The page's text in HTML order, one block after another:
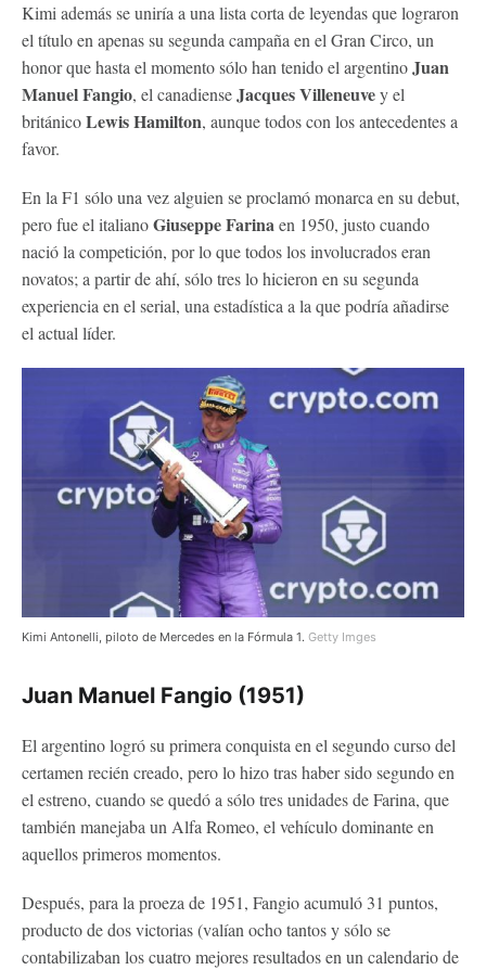
Kimi además se uniría a una lista corta de leyendas que lograron
el título en apenas su segunda campaña en el Gran Circo, un
honor que hasta el momento sólo han tenido el argentinoJuan
Manuel Fangio, el canadienseJacques Villeneuvey el
británicoLewis Hamilton, aunque todos con los antecedentes a
favor.
En la F1 sólo una vez alguien se proclamó monarca en su debut,
pero fue el italianoGiuseppe Farinaen 1950, justo cuando
nació la competición, por lo que todos los involucrados eran
novatos; a partir de ahí, sólo tres lo hicieron en su segunda
experiencia en el serial, una estadística a la que podría añadirse
el actual líder.
Kimi Antonelli, piloto de Mercedes en la Fórmula 1. Getty Imges
Juan Manuel Fangio (1951)
El argentino logró su primera conquista en el segundo curso del
certamen recién creado, pero lo hizo tras haber sido segundo en
el estreno, cuando se quedó a sólo tres unidades de Farina, que
también manejaba un Alfa Romeo, el vehículo dominante en
aquellos primeros momentos.
Después, para la proeza de 1951, Fangio acumuló 31 puntos,
producto de dos victorias (valían ocho tantos y sólo se
contabilizaban los cuatro mejores resultados en un calendario de